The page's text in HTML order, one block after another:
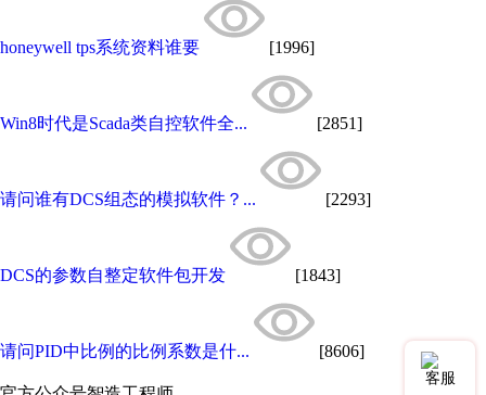
honeywell tps系统资料谁要 [1996]
Win8时代是Scada类自控软件全... [2851]
请问谁有DCS组态的模拟软件？... [2293]
DCS的参数自整定软件包开发 [1843]
请问PID中比例的比例系数是什... [8606]
客服